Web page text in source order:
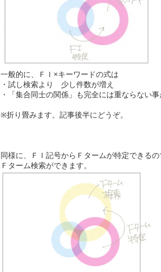
一般的に、ＦＩ×キーワードの式は
・試し検索より 少し件数が増え
・「集合同士の関係」も完全には重ならない事
※折り畳みます。記事後半にどうぞ。
同様に、ＦＩ記号からＦタームが特定できるの
Ｆターム検索ができます。